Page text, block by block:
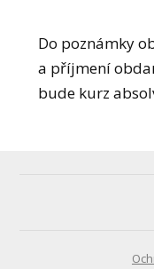
Do poznámky
a příjmení
bude kurz